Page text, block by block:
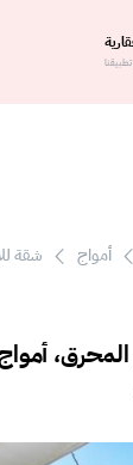
أمواج شقة